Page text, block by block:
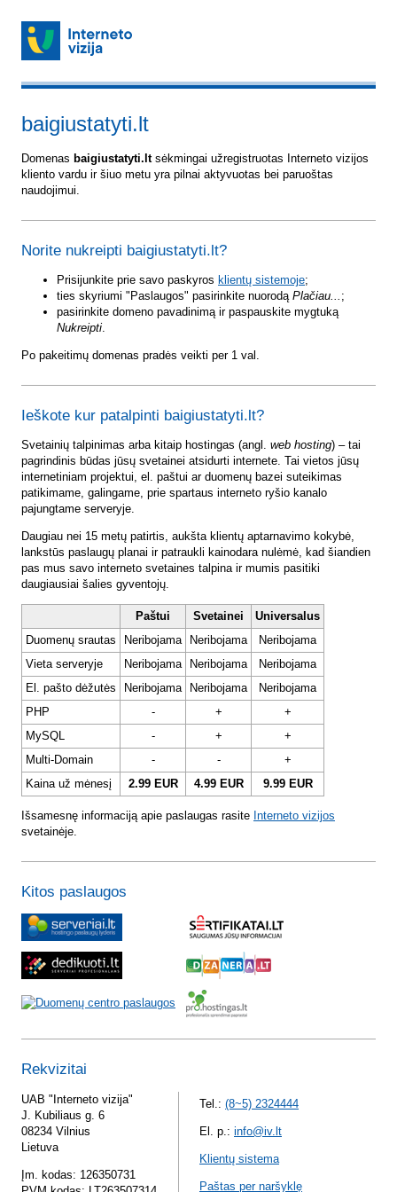
baigiustatyti.lt
Domenas baigiustatyti.ltsėkmingai užregistruotas Interneto vizijos
kliento vardu ir šiuo metu yra pilnai aktyvuotas bei paruoštas
naudojimui.
Norite nukreipti baigiustatyti.lt?
Prisijunkite prie savo paskyros klientų sistemoje;
ties skyriumi "Paslaugos" pasirinkite nuorodą Plačiau... ;
pasirinkite domeno pavadinimą ir paspauskite mygtuką
Nukreipti.
Po pakeitimų domenas pradės veikti per 1 val.
Ieškote kur patalpinti baigiustatyti.lt?
Svetainių talpinimas arba kitaip hostingas (angl. web hosting) – tai
pagrindinis būdas jūsų svetainei atsidurti internete. Tai vietos jūsų
internetiniam projektui, el. paštui ar duomenų bazei suteikimas
patikimame, galingame, prie spartaus interneto ryšio kanalo
pajungtame serveryje.
Daugiau nei 15 metų patirtis, aukšta klientų aptarnavimo kokybė,
lankstūs paslaugų planai ir patraukli kainodara nulėmė, kad šiandien
pas mus savo interneto svetaines talpina ir mumis pasitiki
daugiausiai šalies gyventojų.
Paštui Svetainei
Universalus
Duomenų srautas
Neribojama Neribojama
Neribojama
Vieta serveryje
Neribojama Neribojama
Neribojama
El. pašto dėžutės
Neribojama Neribojama
Neribojama
PHP
- +
+
MySQL
- +
+
Multi-Domain
- -
+
Kaina už mėnesį
2.99 EUR 4.99 EUR 9.99 EUR
Išsamesnę informaciją apie paslaugas rasite Interneto vizijos
svetainėje.
Kitos paslaugos
Rekvizitai
UAB "Interneto vizija"
J. Kubiliaus g. 6
08234 Vilnius
Lietuva
Įm. kodas: 126350731
Tel.: (8~5) 2324444
El. p.: info@iv.lt
Klientų sistema
Paštas per naršyklę